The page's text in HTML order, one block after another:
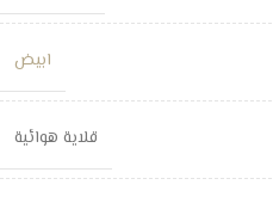
ابيض
قلاية هوائية